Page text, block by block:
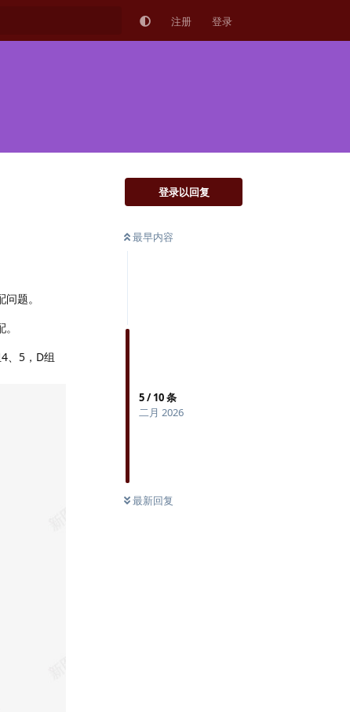
注册 登录
登录以回复
最早内容
5/10条
二月 2026
最新回复
题。
、5，D组